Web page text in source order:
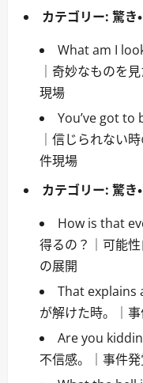
カテゴリー: 驚き
What am I
｜奇妙なものを
現場
You’ve got to
｜信じられない
件現場
カテゴリー: 驚き
How is that
得るの？｜可能性
の展開
That explains
が解けた時。｜事
Are you
不信感。｜事件発